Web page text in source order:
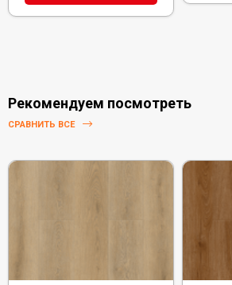
Рекомендуем посмотреть
СРАВНИТЬ ВСЕ